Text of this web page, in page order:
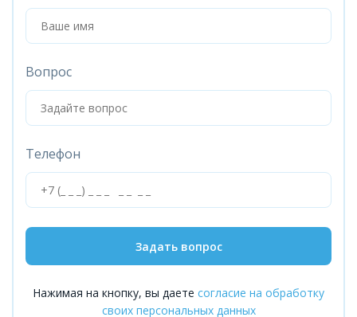
Вопрос
Телефон
Задать вопрос
Нажимая на кнопку, вы даете согласие на обработку
своих персональных данных